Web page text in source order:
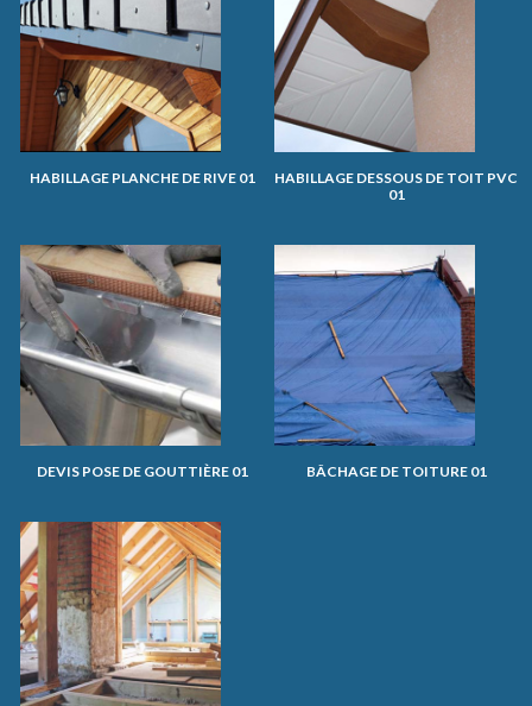
HABILLAGE PLANCHE DE RIVE 01
HABILLAGE DESSOUS DE TOIT PVC
01
DEVIS POSE DE GOUTTIÈRE 01 BÂCHAGE DE TOITURE 01